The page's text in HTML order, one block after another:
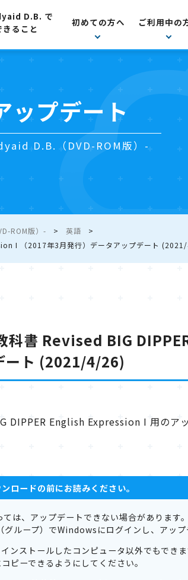
D.B. で
きること
初めての方へ ご利用中の
ップデート
D.B.（DVD-ROM版）-
ROM版）-
英語
I （2017年3月発行）データアップデート
科書 Revised BIG
ート (2021/4/26)
English Expression I 用のア
ロードの前にお読みください。
は、アップデートできない場合があります。
ループ）でWindowsにログインし、アップ
ストールしたコンピュータ以外でもできま
ーできるようにしてください。